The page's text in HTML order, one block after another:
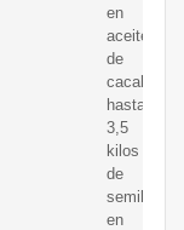
en
aceite
de
cacahuete
hasta
3,5
kilos
de
semillas
en